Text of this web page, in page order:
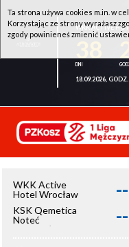
WKK ACTIVE
18.09.2026,
WKK Active
Hotel Wrocław
--
KSK Qemetica
Noteć
Inowrocław
--
Ta strona używa cookies m.in. w
Korzystając ze strony wyrażasz
zgody powinieneś zmienić